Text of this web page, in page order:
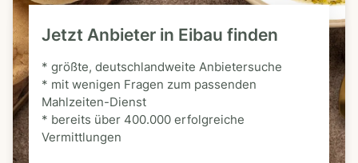
Jetzt Anbieter in Eibau finden
* größte, deutschlandweite Anbietersuche
* mit wenigen Fragen zum passenden
Mahlzeiten-Dienst
* bereits über 400.000 erfolgreiche
Vermittlungen